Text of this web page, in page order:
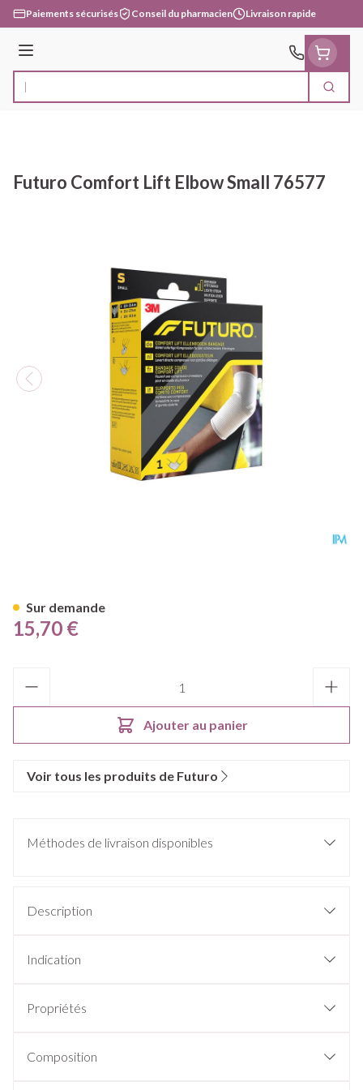
Aller au contenu
Paiements sécurisés Conseil du pharmacien Livraison rapide
Menu
Rechercher
Futuro Comfort Lift Elbow Small 76577
15,70 €
Ajouter au panier
Sur demande
Voir tous les produits de Futuro
Méthodes de livraison disponibles
Description
Indication
Propriétés
Composition